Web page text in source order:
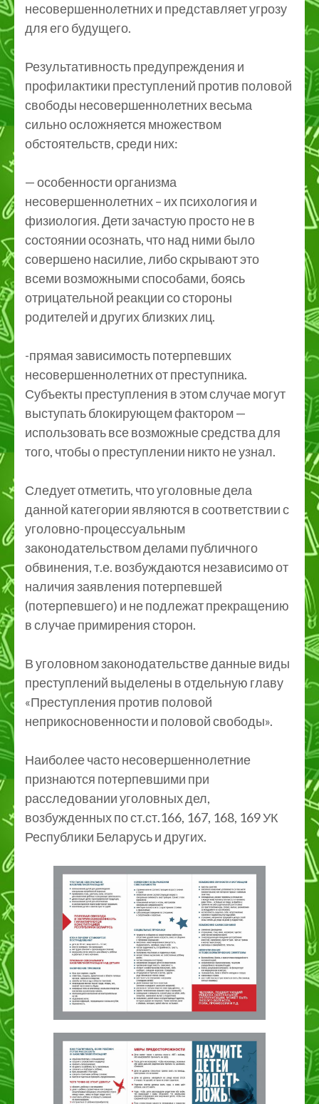
несовершеннолетних и представляет угрозу
для его будущего.
Результативность предупреждения и
профилактики преступлений против половой
свободы несовершеннолетних весьма
сильно осложняется множеством
обстоятельств, среди них:
— особенности организма
несовершеннолетних – их психология и
физиология. Дети зачастую просто не в
состоянии осознать, что над ними было
совершено насилие, либо скрывают это
всеми возможными способами, боясь
отрицательной реакции со стороны
родителей и других близких лиц.
-прямая зависимость потерпевших
несовершеннолетних от преступника.
Субъекты преступления в этом случае могут
выступать блокирующем фактором —
использовать все возможные средства для
того, чтобы о преступлении никто не узнал.
Следует отметить, что уголовные дела
данной категории являются в соответствии с
уголовно-процессуальным
законодательством делами публичного
обвинения, т.е. возбуждаются независимо от
наличия заявления потерпевшей
(потерпевшего) и не подлежат прекращению
в случае примирения сторон.
В уголовном законодательстве данные виды
преступлений выделены в отдельную главу
«Преступления против половой
неприкосновенности и половой свободы».
Наиболее часто несовершеннолетние
признаются потерпевшими при
расследовании уголовных дел,
возбужденных по ст.ст.166, 167, 168, 169 УК
Республики Беларусь и других.